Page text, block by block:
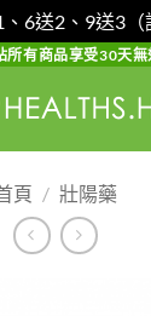
6送2、9送3（
所有商品享受30天無
頁 / 壯陽藥